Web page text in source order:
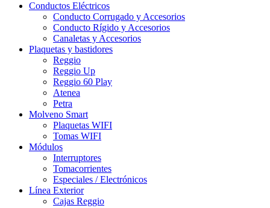
Conductos Eléctricos
Conducto Corrugado y Accesorios
Conducto Rígido y Accesorios
Canaletas y Accesorios
Plaquetas y bastidores
Reggio
Reggio Up
Reggio 60 Play
Atenea
Petra
Molveno Smart
Plaquetas WIFI
Tomas WIFI
Módulos
Interruptores
Tomacorrientes
Especiales / Electrónicos
Línea Exterior
Cajas Reggio